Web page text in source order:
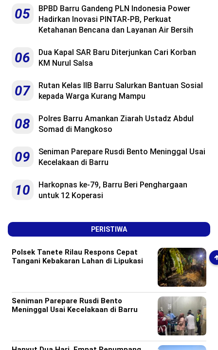
05
BPBD Barru Gandeng PLN Indonesia Power
Hadirkan Inovasi PINTAR-PB, Perkuat
Ketahanan Bencana dan Layanan Air Bersih
06
Dua Kapal SAR Baru Diterjunkan Cari Korban
KM Nurul Salsa
07
Rutan Kelas IIB Barru Salurkan Bantuan Sosial
kepada Warga Kurang Mampu
08
Polres Barru Amankan Ziarah Ustadz Abdul
Somad di Mangkoso
09
Seniman Parepare Rusdi Bento Meninggal Usai
Kecelakaan di Barru
10
Harkopnas ke-79, Barru Beri Penghargaan
untuk 12 Koperasi
PERISTIWA
Polsek Tanete Rilau Respons Cepat
Tangani Kebakaran Lahan di Lipukasi
Seniman Parepare Rusdi Bento
Meninggal Usai Kecelakaan di Barru